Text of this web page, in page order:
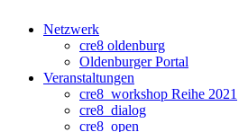
Netzwerk
cre8 oldenburg
Oldenburger Portal
Veranstaltungen
cre8_workshop Reihe 2021
cre8_dialog
cre8_open